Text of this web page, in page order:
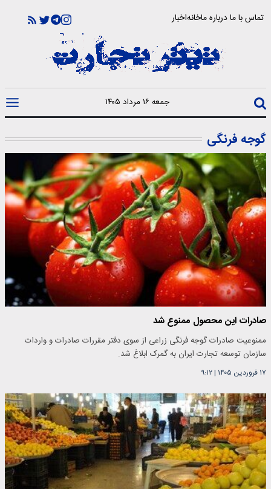
تماس با مادرباره ماخانهاخبار
جمعه ۱۶ مرداد ۱۴۰۵
گوجه فرنگی
صادرات این محصول ممنوع شد
ممنوعیت صادرات گوجه فرنگی زراعی از سوی دفتر مقررات صادرات و واردات
سازمان توسعه تجارت ایران به گمرک ابلاغ شد.
۱۷ فروردین ۱۴۰۵ |۹:۱۲